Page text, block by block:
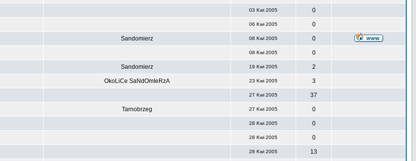
03 Kwi 2005 0
06 Kwi 2005 0
Sandomierz 08 Kwi 2005 0
08 Kwi 2005 0
Sandomierz 19 Kwi 2005 2
OkoLiCe SaNdOmIeRzA 23 Kwi 2005 3
27 Kwi 2005 37
Tarnobrzeg 27 Kwi 2005 0
28 Kwi 2005 0
28 Kwi 2005 0
28 Kwi 2005 13